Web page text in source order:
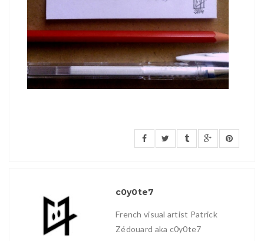
c0y0te7
French visual artist Patrick
Zédouard aka c0y0te7